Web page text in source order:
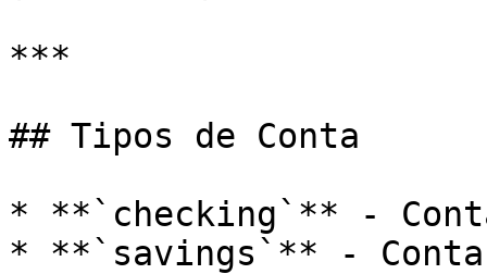
***
## Tipos de Conta
* **`checking`** -
* **`savings`** - Conta